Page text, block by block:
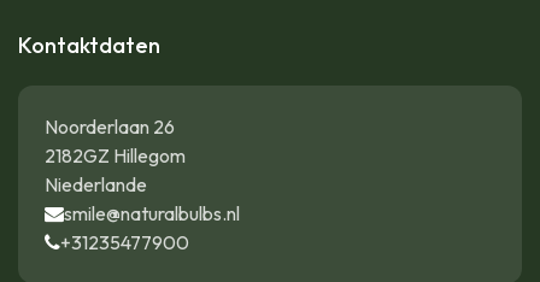
Kontaktdaten
Noorderlaan 26
2182GZ Hillegom
Niederlande
smile@naturalbulbs.nl
+31235477900